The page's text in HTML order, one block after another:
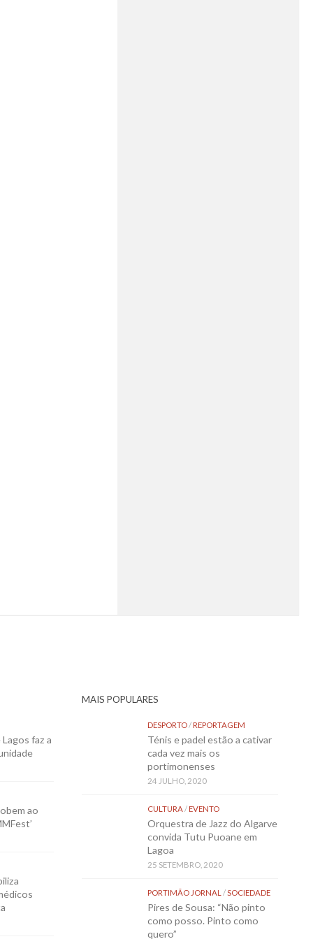
faz a
ao
MAIS POPULARES
DESPORTO/REPORTAGEM
Ténis e padel estão a cativar
cada vez mais os
portimonenses
24 JULHO, 2020
CULTURA/EVENTO
Orquestra de Jazz do Algarve
convida Tutu Puoane em
Lagoa
25 SETEMBRO, 2020
PORTIMÃO JORNAL /SOCIEDADE
Pires de Sousa: “Não pinto
como posso. Pinto como
quero”